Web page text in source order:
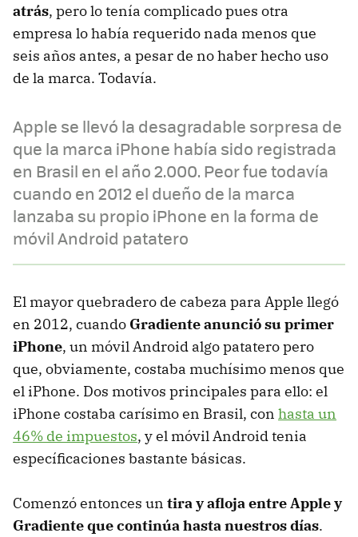
atrás, pero lo tenía complicado pues otra
empresa lo había requerido nada menos que
seis años antes, a pesar de no haber hecho uso
de la marca. Todavía.
Apple se llevó la desagradable sorpresa de
que la marca iPhone había sido registrada
en Brasil en el año 2.000. Peor fue todavía
cuando en 2012 el dueño de la marca
lanzaba su propio iPhone en la forma de
móvil Android patatero
El mayor quebradero de cabeza para Apple llegó
en 2012, cuando Gradiente anunció su primer
iPhone, un móvil Android algo patatero pero
que, obviamente, costaba muchísimo menos que
el iPhone. Dos motivos principales para ello: el
iPhone costaba carísimo en Brasil, con hasta un
46% de impuestos, y el móvil Android tenia
específicaciones bastante básicas.
Comenzó entonces un tira y afloja entre Apple y
Gradiente que continúa hasta nuestros días.